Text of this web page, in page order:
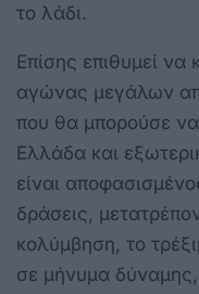
το λάδι.
Επίσης επιθυμεί να
αγώνας μεγάλων
που θα μπορούσε
Ελλάδα και
είναι
δράσεις,
κολύμβηση, το
σε μήνυμα